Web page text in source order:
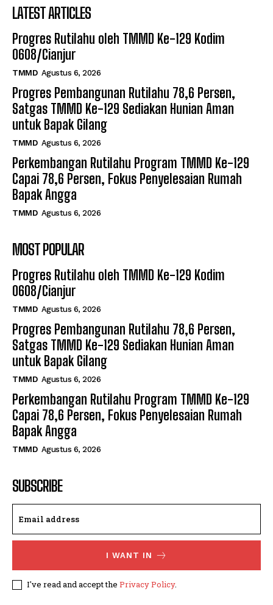
LATEST ARTICLES
Progres Rutilahu oleh TMMD Ke-129 Kodim
0608/Cianjur
TMMD Agustus 6, 2026
Progres Pembangunan Rutilahu 78,6 Persen,
Satgas TMMD Ke-129 Sediakan Hunian Aman
untuk Bapak Gilang
TMMD Agustus 6, 2026
Perkembangan Rutilahu Program TMMD Ke-129
Capai 78,6 Persen, Fokus Penyelesaian Rumah
Bapak Angga
TMMD Agustus 6, 2026
MOST POPULAR
Progres Rutilahu oleh TMMD Ke-129 Kodim
0608/Cianjur
TMMD Agustus 6, 2026
Progres Pembangunan Rutilahu 78,6 Persen,
Satgas TMMD Ke-129 Sediakan Hunian Aman
untuk Bapak Gilang
TMMD Agustus 6, 2026
Perkembangan Rutilahu Program TMMD Ke-129
Capai 78,6 Persen, Fokus Penyelesaian Rumah
Bapak Angga
TMMD Agustus 6, 2026
SUBSCRIBE
I WANT IN
I've read and accept the Privacy Policy.